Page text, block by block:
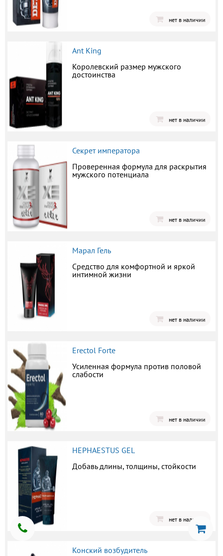
нет в наличии
Ant King
Королевский размер мужского
достоинства
нет в наличии
Секрет императора
Проверенная формула для раскрытия
мужского потенциала
нет в наличии
Марал Гель
Средство для комфортной и яркой
интимной жизни
нет в наличии
Erectol Forte
Усиленная формула против половой
слабости
нет в наличии
HEPHAESTUS GEL
Добавь длины, толщины, стойкости
нет в наличии
Конский возбудитель